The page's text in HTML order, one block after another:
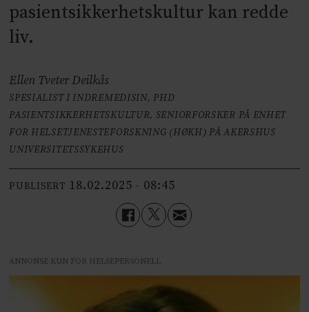
pasientsikkerhetskultur kan redde
liv.
Ellen Tveter Deilkås
SPESIALIST I INDREMEDISIN, PHD
PASIENTSIKKERHETSKULTUR, SENIORFORSKER PÅ ENHET
FOR HELSETJENESTEFORSKNING (HØKH) PÅ AKERSHUS
UNIVERSITETSSYKEHUS
PUBLISERT 18.02.2025 - 08:45
ANNONSE KUN FOR HELSEPERSONELL